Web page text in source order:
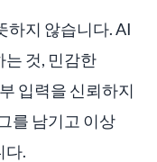
하지 않습니다. AI
것, 민감한
입력을 신뢰하지
를 남기고 이상
다.